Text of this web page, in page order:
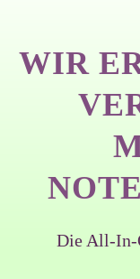
WIR
Die All-In-